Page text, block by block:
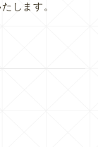
します。